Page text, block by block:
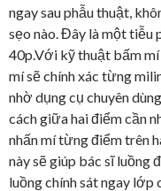
ngay sau phẫu thuật,
sẹo nào. Đây là một tiễu
40p.Với kỹ thuật bấm
mí sẽ chính xác từng
nhờ dụng cụ chuyên
cách giữa hai điểm cần
nhấn mí từng điểm trên
này sẽ giúp bác sĩ luồng
luồng chính sát ngay